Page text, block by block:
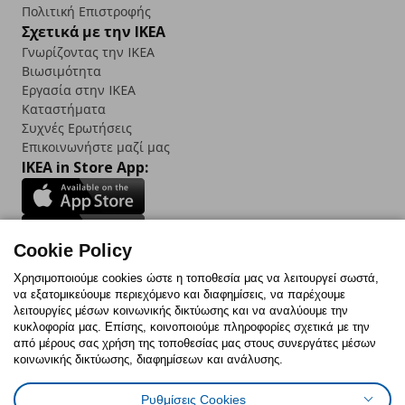
Πολιτική Επιστροφής
Σχετικά με την IKEA
Γνωρίζοντας την IKEA
Βιωσιμότητα
Εργασία στην IKEA
Καταστήματα
Συχνές Ερωτήσεις
Επικοινωνήστε μαζί μας
IKEA in Store App:
Follow us:
FacebookInstagram
TikTokYoutubePinterestTwitter
Cookie Policy
Χρησιμοποιούμε cookies ώστε η τοποθεσία μας να λειτουργεί σωστά,
να εξατομικεύουμε περιεχόμενο και διαφημίσεις, να παρέχουμε
λειτουργίες μέσων κοινωνικής δικτύωσης και να αναλύουμε την
κυκλοφορία μας. Επίσης, κοινοποιούμε πληροφορίες σχετικά με την
από μέρους σας χρήση της τοποθεσίας μας στους συνεργάτες μέσων
κοινωνικής δικτύωσης, διαφημίσεων και ανάλυσης.
Ρυθμίσεις Cookies